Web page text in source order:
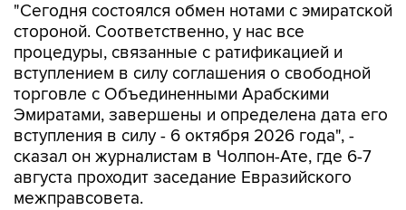
"Сегодня состоялся обмен нотами с эмиратской
стороной. Соответственно, у нас все
процедуры, связанные с ратификацией и
вступлением в силу соглашения о свободной
торговле с Объединенными Арабскими
Эмиратами, завершены и определена дата его
вступления в силу - 6 октября 2026 года", -
сказал он журналистам в Чолпон-Ате, где 6-7
августа проходит заседание Евразийского
межправсовета.